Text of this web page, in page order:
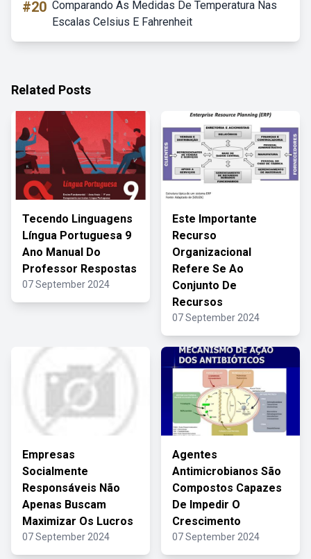
#20 Comparando As Medidas De Temperatura Nas
Escalas Celsius E Fahrenheit
Related Posts
Tecendo Linguagens
Língua Portuguesa 9
Ano Manual Do
Professor Respostas
07 September 2024
Este Importante
Recurso
Organizacional
Refere Se Ao
Conjunto De
Recursos
07 September 2024
Empresas
Socialmente
Responsáveis Não
Apenas Buscam
Maximizar Os Lucros
07 September 2024
Agentes
Antimicrobianos São
Compostos Capazes
De Impedir O
Crescimento
07 September 2024